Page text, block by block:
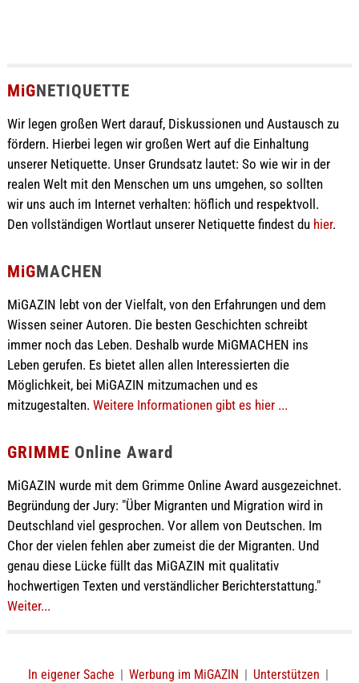
MiGNETIQUETTE
Wir legen großen Wert darauf, Diskussionen und Austausch zu
fördern. Hierbei legen wir großen Wert auf die Einhaltung
unserer Netiquette. Unser Grundsatz lautet: So wie wir in der
realen Welt mit den Menschen um uns umgehen, so sollten
wir uns auch im Internet verhalten: höflich und respektvoll.
Den vollständigen Wortlaut unserer Netiquette findest du hier.
MiGMACHEN
MiGAZIN lebt von der Vielfalt, von den Erfahrungen und dem
Wissen seiner Autoren. Die besten Geschichten schreibt
immer noch das Leben. Deshalb wurde MiGMACHEN ins
Leben gerufen. Es bietet allen allen Interessierten die
Möglichkeit, bei MiGAZIN mitzumachen und es
mitzugestalten. Weitere Informationen gibt es hier ...
GRIMME Online Award
MiGAZIN wurde mit dem Grimme Online Award ausgezeichnet.
Begründung der Jury: "Über Migranten und Migration wird in
Deutschland viel gesprochen. Vor allem von Deutschen. Im
Chor der vielen fehlen aber zumeist die der Migranten. Und
genau diese Lücke füllt das MiGAZIN mit qualitativ
hochwertigen Texten und verständlicher Berichterstattung."
Weiter...
In eigener Sache | Werbung im MiGAZIN | Unterstützen |